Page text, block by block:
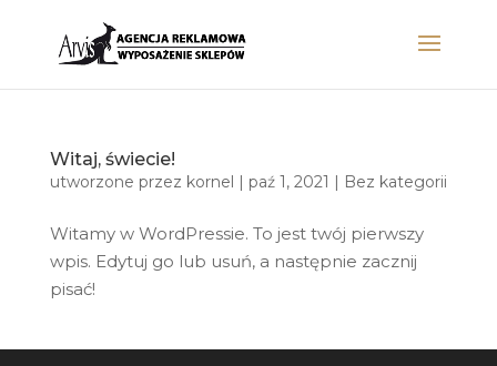
Witaj, świecie!
utworzone przez kornel | paź 1, 2021 | Bez kategorii
Witamy w WordPressie. To jest twój pierwszy
wpis. Edytuj go lub usuń, a następnie zacznij
pisać!